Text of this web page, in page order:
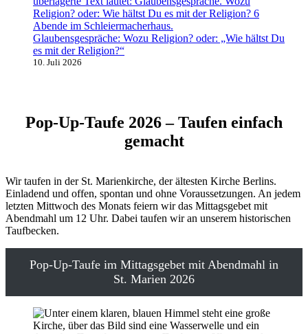
Glaubensgespräche: Wozu Religion? oder: „Wie hältst Du
es mit der Religion?“
10. Juli 2026
Pop-Up-Taufe 2026 – Taufen einfach
gemacht
Wir taufen in der St. Marienkirche, der ältesten Kirche Berlins.
Einladend und offen, spontan und ohne Voraussetzungen. An jedem
letzten Mittwoch des Monats feiern wir das Mittagsgebet mit
Abendmahl um 12 Uhr. Dabei taufen wir an unserem historischen
Taufbecken.
Pop-Up-Taufe im Mittagsgebet mit Abendmahl in
St. Marien 2026